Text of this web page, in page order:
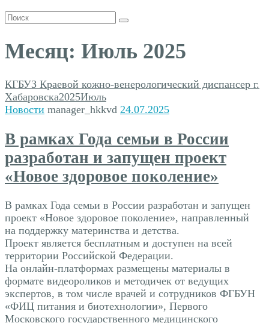
Поиск
Месяц: Июль 2025
КГБУЗ Краевой кожно-венерологический диспансер г.
Хабаровска2025Июль
Новости manager_hkkvd 24.07.2025
В рамках Года семьи в России
разработан и запущен проект
«Новое здоровое поколение»
В рамках Года семьи в России разработан и запущен
проект «Новое здоровое поколение», направленный
на поддержку материнства и детства.
Проект является бесплатным и доступен на всей
территории Российской Федерации.
На онлайн-платформах размещены материалы в
формате видеороликов и методичек от ведущих
экспертов, в том числе врачей и сотрудников ФГБУН
«ФИЦ питания и биотехнологии», Первого
Московского государственного медицинского